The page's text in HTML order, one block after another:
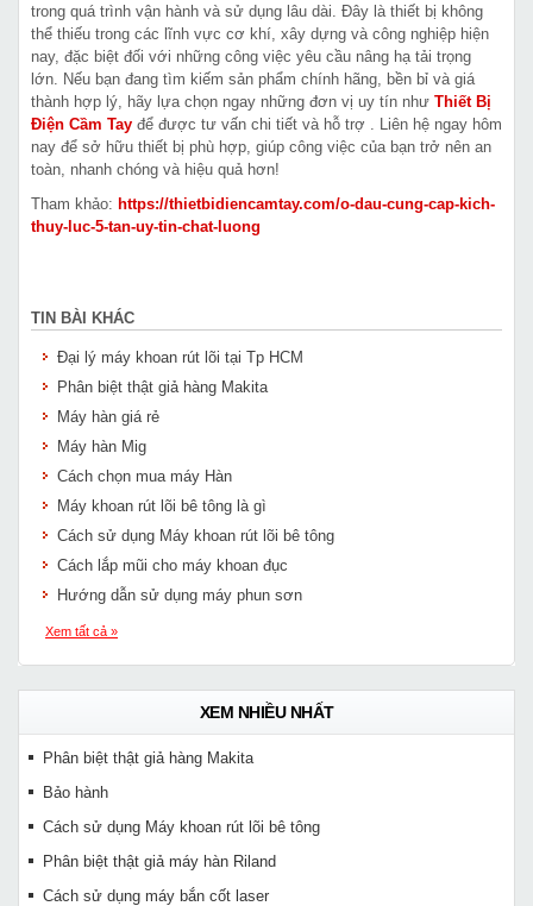
trong quá trình vận hành và sử dụng lâu dài. Đây là thiết bị không
thể thiếu trong các lĩnh vực cơ khí, xây dựng và công nghiệp hiện
nay, đặc biệt đối với những công việc yêu cầu nâng hạ tải trọng
lớn. Nếu bạn đang tìm kiếm sản phẩm chính hãng, bền bỉ và giá
thành hợp lý, hãy lựa chọn ngay những đơn vị uy tín như Thiết Bị
Điện Cầm Tay để được tư vấn chi tiết và hỗ trợ . Liên hệ ngay hôm
nay để sở hữu thiết bị phù hợp, giúp công việc của bạn trở nên an
toàn, nhanh chóng và hiệu quả hơn!
Tham khảo: https://thietbidiencamtay.com/o-dau-cung-cap-kich-
thuy-luc-5-tan-uy-tin-chat-luong
TIN BÀI KHÁC
Đại lý máy khoan rút lõi tại Tp HCM
Phân biệt thật giả hàng Makita
Máy hàn giá rẻ
Máy hàn Mig
Cách chọn mua máy Hàn
Máy khoan rút lõi bê tông là gì
Cách sử dụng Máy khoan rút lõi bê tông
Cách lắp mũi cho máy khoan đục
Hướng dẫn sử dụng máy phun sơn
Xem tất cả »
XEM NHIỀU NHẤT
Phân biệt thật giả hàng Makita
Bảo hành
Cách sử dụng Máy khoan rút lõi bê tông
Phân biệt thật giả máy hàn Riland
Cách sử dụng máy bắn cốt laser